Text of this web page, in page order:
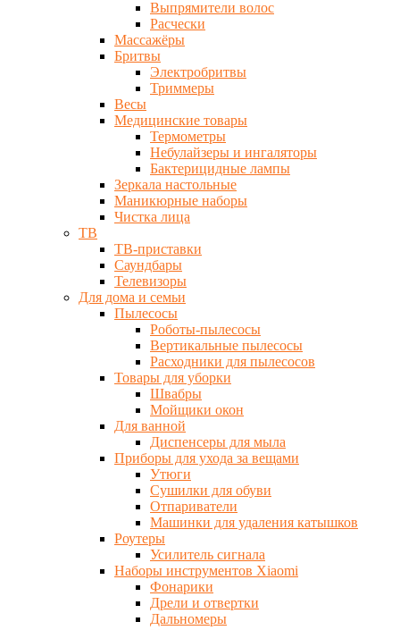
Выпрямители волос
Расчески
Массажёры
Бритвы
Электробритвы
Триммеры
Весы
Медицинские товары
Термометры
Небулайзеры и ингаляторы
Бактерицидные лампы
Зеркала настольные
Маникюрные наборы
Чистка лица
ТВ
ТВ-приставки
Саундбары
Телевизоры
Для дома и семьи
Пылесосы
Роботы-пылесосы
Вертикальные пылесосы
Расходники для пылесосов
Товары для уборки
Швабры
Мойщики окон
Для ванной
Диспенсеры для мыла
Приборы для ухода за вещами
Утюги
Сушилки для обуви
Отпариватели
Машинки для удаления катышков
Роутеры
Усилитель сигнала
Наборы инструментов Xiaomi
Фонарики
Дрели и отвертки
Дальномеры